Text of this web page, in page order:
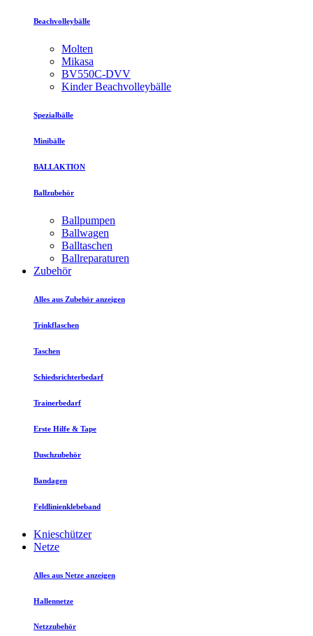
Beachvolleybälle
Molten
Mikasa
BV550C-DVV
Kinder Beachvolleybälle
Spezialbälle
Minibälle
BALLAKTION
Ballzubehör
Ballpumpen
Ballwagen
Balltaschen
Ballreparaturen
Zubehör
Alles aus Zubehör anzeigen
Trinkflaschen
Taschen
Schiedsrichterbedarf
Trainerbedarf
Erste Hilfe & Tape
Duschzubehör
Bandagen
Feldlinienklebeband
Knieschützer
Netze
Alles aus Netze anzeigen
Hallennetze
Netzzubehör